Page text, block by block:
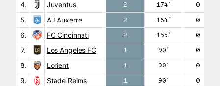
4.
Juventus 2 174′
0
5.
AJ Auxerre 2 164′
0
6.
FC Cincinnati 2 155′
0
7.
Los Angeles FC 1 90′
0
8.
Lorient 1 90′
0
9.
Stade Reims 1 90′
0